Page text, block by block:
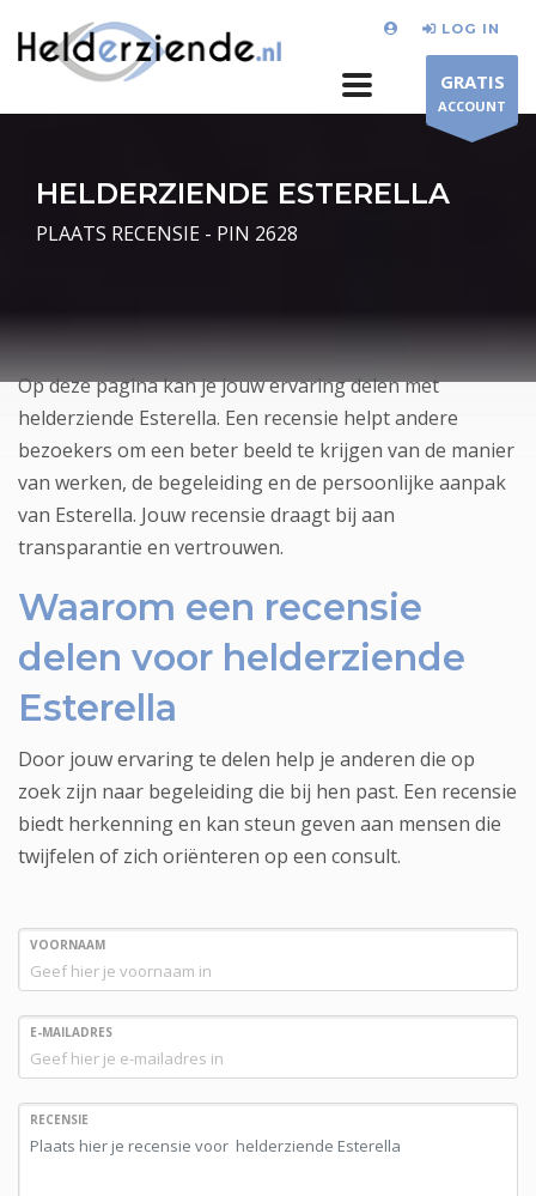
LOG IN
GRATIS
ACCOUNT
HELDERZIENDE ESTERELLA
PLAATS RECENSIE - PIN 2628
Op deze pagina kan je jouw ervaring delen met
helderziende Esterella. Een recensie helpt andere
bezoekers om een beter beeld te krijgen van de manier
van werken, de begeleiding en de persoonlijke aanpak
van Esterella. Jouw recensie draagt bij aan
transparantie en vertrouwen.
Waarom een recensie
delen voor helderziende
Esterella
Door jouw ervaring te delen help je anderen die op
zoek zijn naar begeleiding die bij hen past. Een recensie
biedt herkenning en kan steun geven aan mensen die
twijfelen of zich oriënteren op een consult.
VOORNAAM
E-MAILADRES
RECENSIE